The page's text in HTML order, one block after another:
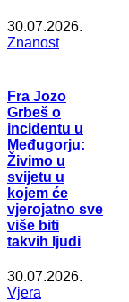
30.07.2026.
Znanost
Fra Jozo
Grbeš o
incidentu u
Međugorju:
Živimo u
svijetu u
kojem će
vjerojatno sve
više biti
takvih ljudi
30.07.2026.
Vjera